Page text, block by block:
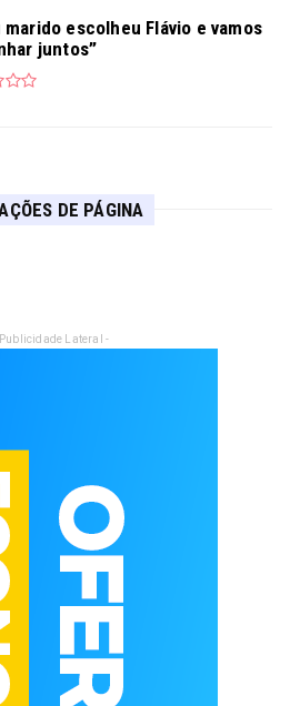
marido escolheu Flávio e vamos
juntos”
DE PÁGINA
Lateral -